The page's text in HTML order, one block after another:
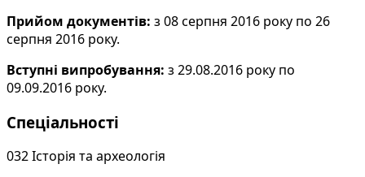
Прийом документів: з 08 серпня 2016 року по 26
серпня 2016 року.
Вступні випробування: з 29.08.2016 року по
09.09.2016 року.
Спеціальності
032 Історія та археологія